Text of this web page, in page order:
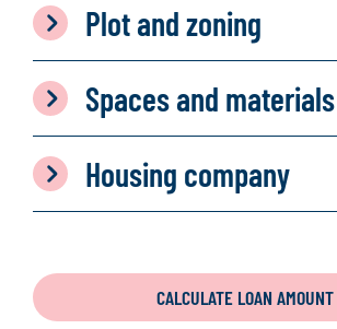
Plot and zoning
Spaces and materials
Housing company
CALCULATE LOAN AMOUNT